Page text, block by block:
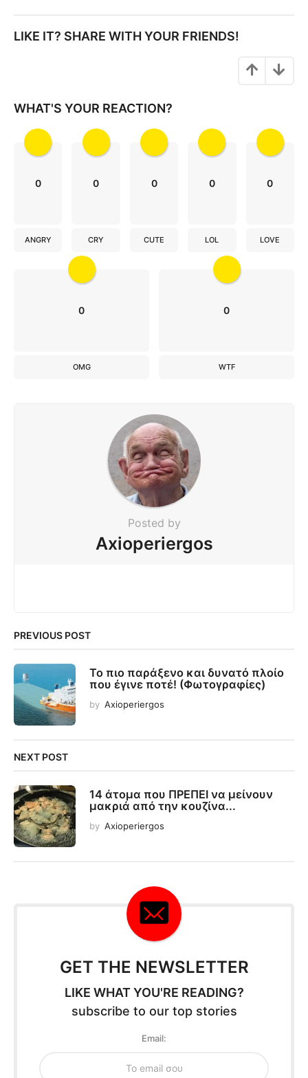
P
n
LIKE IT? SHARE WITH YOUR FRIENDS!
WHAT'S YOUR REACTION?
0
ANGRY
0
CRY
0
CUTE
0
LOL
0
LOVE
0
OMG
0
WTF
Posted by
Axioperiergos
PREVIOUS POST
Το πιο παράξενο και δυνατό πλοίο
που έγινε ποτέ! (Φωτογραφίες)
by Axioperiergos
NEXT POST
14 άτομα που ΠΡΕΠΕΙ να μείνουν
μακριά από την κουζίνα...
by Axioperiergos
GET THE NEWSLETTER
LIKE WHAT YOU'RE READING?
subscribe to our top stories
Email: